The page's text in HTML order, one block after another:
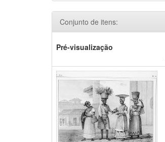
Conjunto de itens:
Pré-visualização